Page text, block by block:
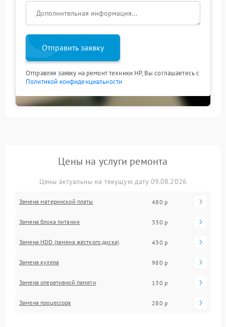
Отправить заявку
Отправляя заявку на ремонт техники HP, Вы соглашаетесь с
Политикой конфиденциальности
Цены на услуги ремонта
Цены актуальны на текущую дату 09.08.2026
Замена материнской платы 480 р
Замена блока питания 330 р
Замена HDD (замена жёсткого диска) 430 р
Замена кулера 980 р
Замена оперативной памяти 130 р
Замена процессора 280 р